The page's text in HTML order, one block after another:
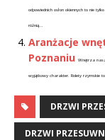
odpowiednich osłon okiennych to nie
różnią...
Aranżacje
Poznaniu
Wnętrza
wyjątkowy charakter. Rolety rzymskie to
DRZWI
DRZWI